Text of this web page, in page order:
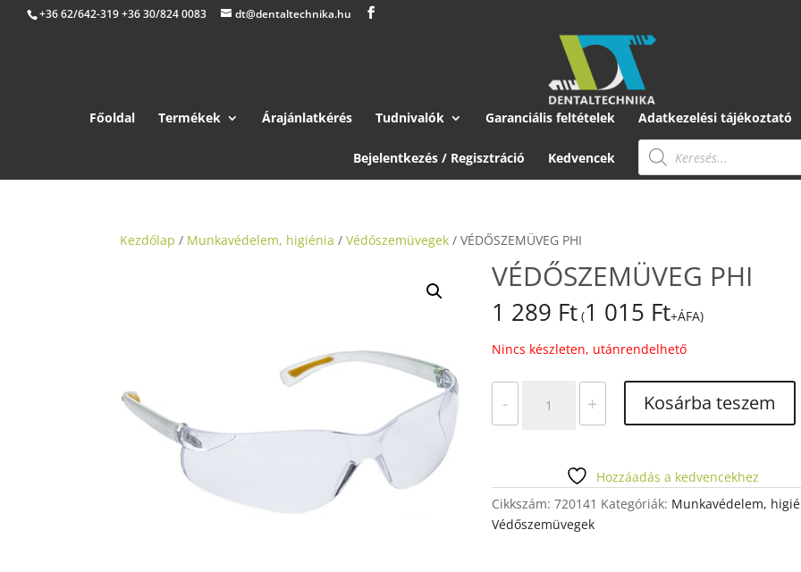
+36 62/642-319 +36 30/824 0083 dt@dentaltechnika.hu
Főoldal Termékek Árajánlatkérés Tudnivalók Garanciális feltételek Adatkezelési tájékoztató
Bejelentkezés / Regisztráció Kedvencek
Products
search
Kezdőlap / Munkavédelem, higiénia /Védőszemüvegek / VÉDŐSZEMÜVEG PHI
VÉDŐSZEMÜVEG PHI
1 289 Ft (1 015 Ft+ÁFA)
Nincs készleten, utánrendelhető
-
mennyiség
+ Kosárba teszem
Hozzáadás a kedvencekhez
Cikkszám: 720141 Kategóriák: Munkavédelem,
Védőszemüvegek